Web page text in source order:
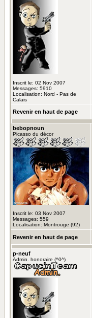
Inscrit le: 02 Nov 2007
Messages: 5910
Localisation: Nord - Pas de
Calais
Revenir en haut de page
bebopnoun
Picasso du décor
Inscrit le: 03 Nov 2007
Messages: 559
Localisation: Montrouge (92)
Revenir en haut de page
p-neuf
Admin. honoraire (^0^)